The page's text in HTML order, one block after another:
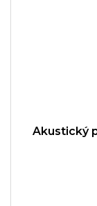
Akustický